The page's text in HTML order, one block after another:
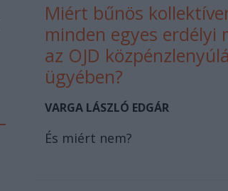
Miért bűnös
minden egyes erdélyi
az OJD
ügyében?
VARGA LÁSZLÓ EDGÁR
És miért nem?